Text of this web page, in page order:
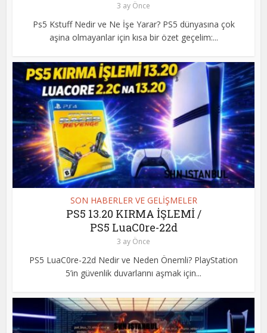
3 ay Önce
Ps5 Kstuff Nedir ve Ne İşe Yarar? PS5 dünyasına çok
aşina olmayanlar için kısa bir özet geçelim:...
SON HABERLER VE GELİŞMELER
PS5 13.20 KIRMA İŞLEMİ /
PS5 LuaC0re-22d
3 ay Önce
PS5 LuaC0re-22d Nedir ve Neden Önemli? PlayStation
5’in güvenlik duvarlarını aşmak için...